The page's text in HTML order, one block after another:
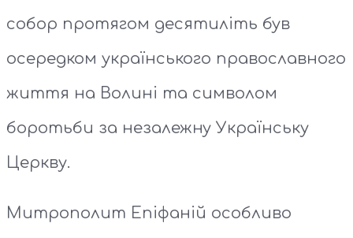
собор протягом десятиліть був
осередком українського православного
життя на Волині та символом
боротьби за незалежну Українську
Церкву.
Митрополит Епіфаній особливо